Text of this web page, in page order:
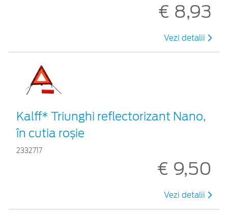
€ 8,93
Vezi detalii
Kalff* Triunghi reflectorizant Nano,
în cutia roșie
2332717
€ 9,50
Vezi detalii